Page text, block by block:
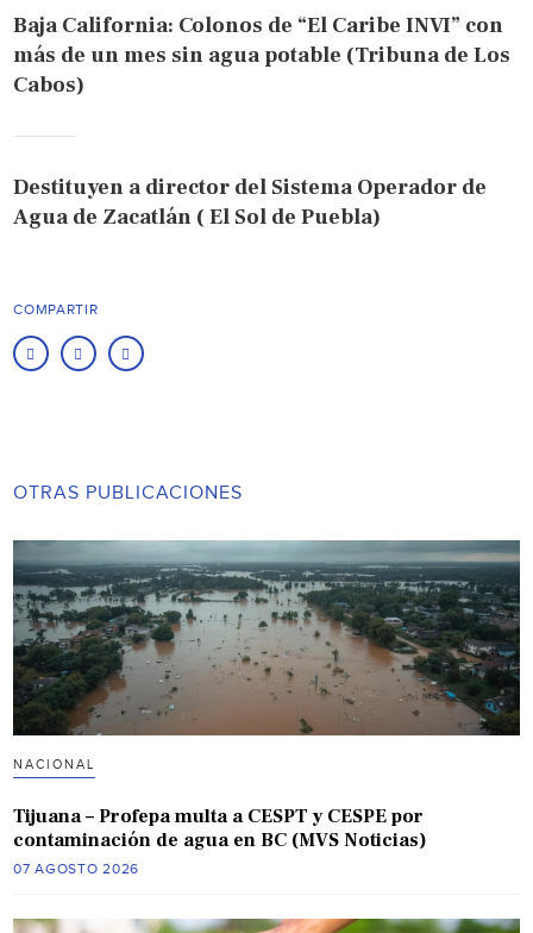
Baja California: Colonos de “El Caribe INVI” con
más de un mes sin agua potable (Tribuna de Los
Cabos)
Destituyen a director del Sistema Operador de
Agua de Zacatlán ( El Sol de Puebla)
COMPARTIR
OTRAS PUBLICACIONES
NACIONAL
Tijuana – Profepa multa a CESPT y CESPE por
contaminación de agua en BC (MVS Noticias)
07 AGOSTO 2026